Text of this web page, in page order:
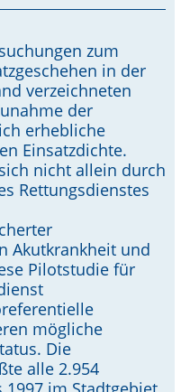
zum
in der
verzeichneten
der
erhebliche
Einsatzdichte.
nicht allein durch
Rettungsdienstes
Akutkrankheit und
Pilotstudie für
mögliche
Die
alle 2.954